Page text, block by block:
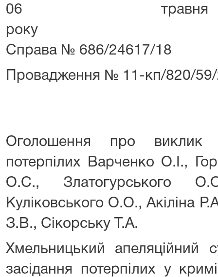
06
Справа № 686/24617/18
Провадження № 11-кп/820/
Оголошення про виклик
потерпілих Варченко О.І.,
О.С., Златогурського
Куліковського О.О., Акіліна
З.В., Сікорську Т.А.
Хмельницький апеляційний
засідання потерпілих у